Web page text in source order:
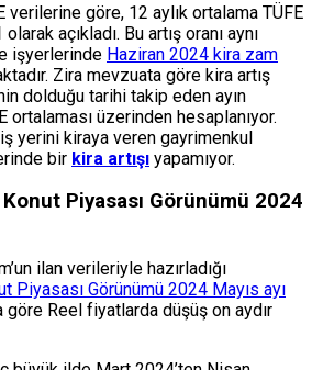
verilerine göre, 12 aylık ortalama TÜFE
olarak açıkladı. Bu artış oranı aynı
işyerlerinde Haziran 2024 kira zam
Zira mevzuata göre kira artış
dolduğu tarihi takip eden ayın
ortalaması üzerinden hesaplanıyor.
yerini kiraya veren gayrimenkul
bir kira artışı yapamıyor.
Piyasası Görünümü 2024
ilan verileriyle hazırladığı
Piyasası Görünümü 2024 Mayıs ayı
göre Reel fiyatlarda düşüş on aydır